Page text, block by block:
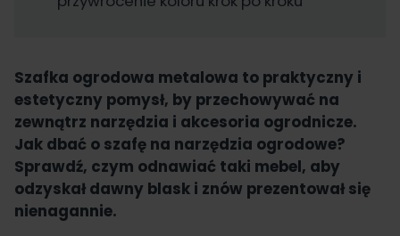
Szafka ogrodowa metalowa to praktyczny i
estetyczny pomysł, by przechowywać na
zewnątrz narzędzia i akcesoria ogrodnicze.
Jak dbać o szafę na narzędzia ogrodowe?
Sprawdź, czym odnawiać taki mebel, aby
odzyskał dawny blask i znów prezentował się
nienagannie.